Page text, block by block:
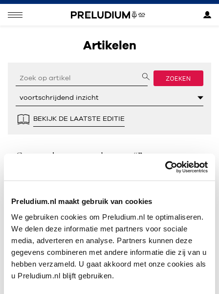
Preludium.nl maakt gebruik van cookies
We gebruiken cookies om Preludium.nl te optimaliseren.
We delen deze informatie met partners voor sociale
media, adverteren en analyse. Partners kunnen deze
gegevens combineren met andere informatie die zij van u
hebben verzameld. U gaat akkoord met onze cookies als
u Preludium.nl blijft gebruiken.
Artikelen
ZOEKEN
BEKIJK DE LAATSTE EDITIE
Geen resultaten gevonden voor “”.